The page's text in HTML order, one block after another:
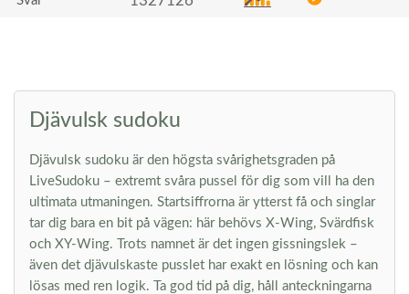
Djävulsk sudoku
Djävulsk sudoku är den högsta svårighetsgraden på
LiveSudoku – extremt svåra pussel för dig som vill ha den
ultimata utmaningen. Startsiffrorna är ytterst få och singlar
tar dig bara en bit på vägen: här behövs X-Wing, Svärdfisk
och XY-Wing. Trots namnet är det ingen gissningslek –
även det djävulskaste pusslet har exakt en lösning och kan
lösas med ren logik. Ta god tid på dig, håll anteckningarna